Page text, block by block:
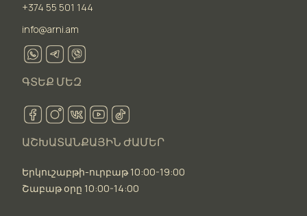
+374 55 501 144
info@arni.am
ԳՏԵՔ ՄԵԶ
ԱՇԽԱՏԱՆՔԱՅԻՆ ԺԱՄԵՐ
Երկուշաբթի-ուրբաթ 10:00-19:00
Շաբաթ օրը 10:00-14:00